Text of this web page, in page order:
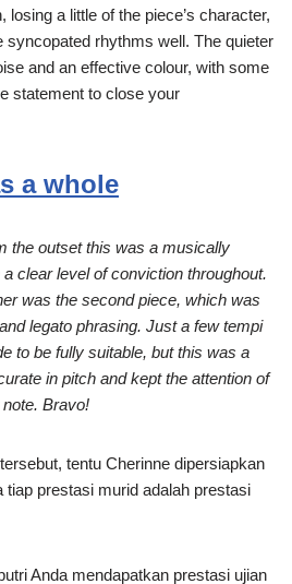
losing a little of the piece’s character,
syncopated rhythms well. The quieter
and an effective colour, with some
statement to close your
a whole
the outset this was a musically
clear level of conviction throughout.
was the second piece, which was
legato phrasing. Just a few tempi
to be fully suitable, but this was a
in pitch and kept the attention of
Bravo!
tentu Cherinne dipersiapkan
tiap prestasi murid adalah prestasi
Anda mendapatkan prestasi ujian